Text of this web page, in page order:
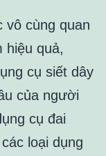
vô cùng quan
hiệu quả,
cụ siết dây
của người
cụ đai
loại dụng